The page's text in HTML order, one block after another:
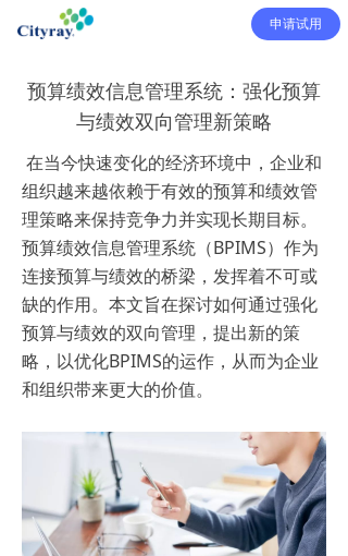
申请试用
预算绩效信息管理系统：强化预算
与绩效双向管理新策略
在当今快速变化的经济环境中，企业和
组织越来越依赖于有效的预算和绩效管
理策略来保持竞争力并实现长期目标。
预算绩效信息管理系统（BPIMS）作为
连接预算与绩效的桥梁，发挥着不可或
缺的作用。本文旨在探讨如何通过强化
预算与绩效的双向管理，提出新的策
略，以优化BPIMS的运作，从而为企业
和组织带来更大的价值。